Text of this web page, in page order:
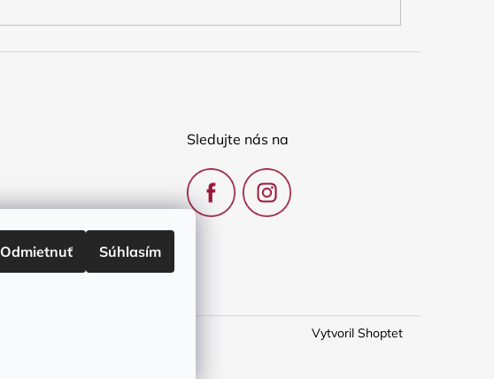
Odmietnuť Súhlasím
Sledujte nás na
Vytvoril Shoptet